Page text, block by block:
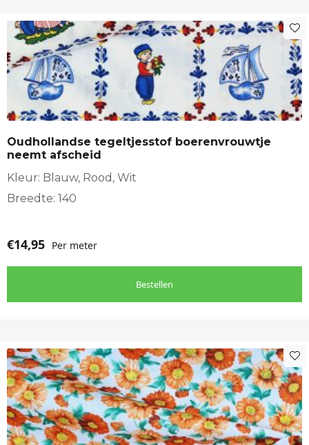
Oudhollandse tegeltjesstof boerenvrouwtje
neemt afscheid
Kleur: Blauw, Rood, Wit
Breedte: 140
€14,95 Per meter
Bestellen